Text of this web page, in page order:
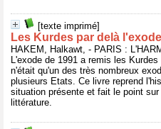
[texte imprimé]
Les Kurdes par delà l'exode
HAKEM, Halkawt, - PARIS :
L'exode de 1991 a remis les
n'était qu'un des très nombreux
plusieurs Etats. Ce livre reprend
situation présente et fait le point
littérature.